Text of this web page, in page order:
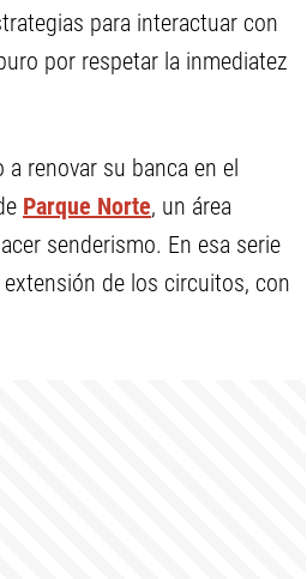
para interactuar con
por respetar la inmediatez
renovar su banca en el
Parque Norte, un área
senderismo. En esa serie
de los circuitos, con